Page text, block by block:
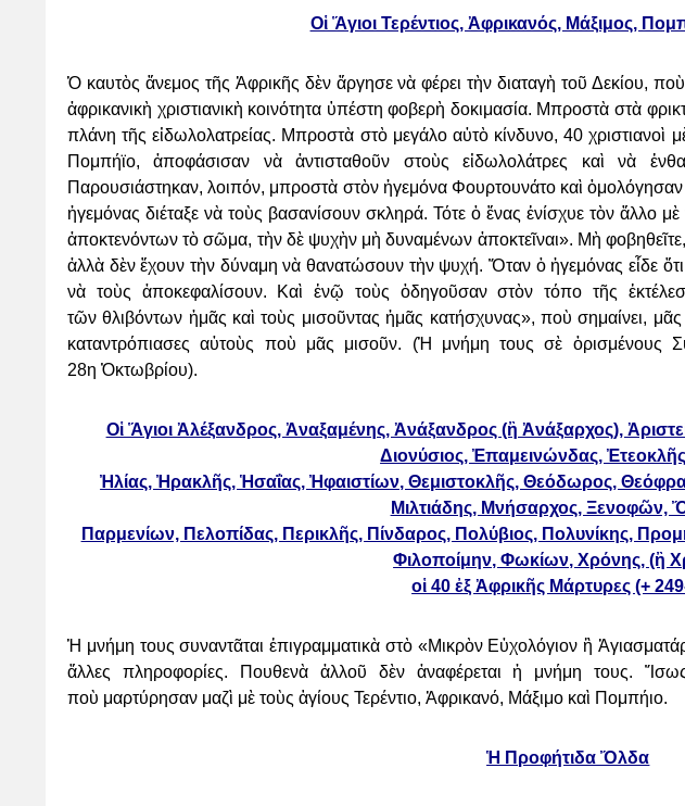
Οἱ Ἅγιοι Τερέντιος, Ἀφρικανός, Μάξιμος,
Ὁ καυτὸς ἄνεμος τῆς Ἀφρικῆς δὲν ἄργησε νὰ φέρει τὴν διαταγὴ τοῦ Δεκίου, ποὺ
ἀφρικανικὴ χριστιανικὴ κοινότητα ὑπέστηφοβερὴ δοκιμασία. Μπροστὰ στὰ
πλάνη τῆς εἰδωλολατρείας. Μπροστὰ στὸ μεγάλο αὐτὸ κίνδυνο, 40 χριστιανοὶ
Πομπήϊο, ἀποφάσισαν νὰἀντισταθοῦν στοὺς εἰδωλολάτρες καὶ νὰ
Παρουσιάστηκαν, λοιπόν, μπροστὰ στὸν ἡγεμόνα Φουρτουνάτο καὶὁμολόγησαν
ἡγεμόνας διέταξε νὰτοὺς βασανίσουν σκληρά. Τότε ὁ ἕνας ἐνίσχυε τὸν ἄλλο
ἀποκτενόντων τὸ σῶμα, τὴν δὲ ψυχὴν μὴ δυναμένων ἀποκτεῖναι». Μὴ
ἀλλὰ δὲνἔχουν τὴν δύναμη νὰ θανατώσουν τὴν ψυχή. Ὅταν ὁ ἡγεμόνας εἶδε
νὰ τοὺς ἀποκεφαλίσουν. Καὶ ἐνῷ τοὺς ὁδηγοῦσαν στὸν τόπο τῆς
τῶνθλιβόντων ἡμᾶς καὶ τοὺς μισοῦντας ἡμᾶς κατήσχυνας», ποὺ σημαίνει,
καταντρόπιασες αὐτοὺς ποὺ μᾶς μισοῦν. (Ἡ μνήμη τους σὲ ὁρισμένους
28η Ὀκτωβρίου).
Οἱ Ἅγιοι Ἀλέξανδρος, Ἀναξαμένης, Ἀνάξανδρος (ἢ Ἀνάξαρχος),
Διονύσιος, Ἐπαμεινώνδας,
Ἠλίας, Ἠρακλῆς, Ἡσαΐας, Ἠφαιστίων, Θεμιστοκλῆς, Θεόδωρος,
Μιλτιάδης, Μνήσαρχος, Ξενοφῶν,
Παρμενίων, Πελοπίδας, Περικλῆς, Πίνδαρος, Πολύβιος, Πολυνίκης,
Φιλοποίμην, Φωκίων, Χρόνης, (ἢ
οἱ 40 ἐξ Ἀφρικῆς Μάρτυρες (+
Ἡ μνήμη τους συναντᾶται ἐπιγραμματικὰ στὸ «Μικρὸν Εὐχολόγιον ἢ
ἄλλες πληροφορίες. Πουθενὰ ἀλλοῦ δὲν ἀναφέρεται ἡ μνήμη τους.
ποὺ μαρτύρησαν μαζὶ μὲ τοὺς ἁγίους Τερέντιο, Ἀφρικανό, Μάξιμο καὶ Πομπήιο.
Ἡ Προφήτιδα Ὄλδα